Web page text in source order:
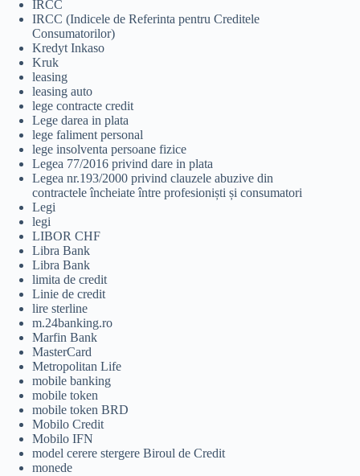
IRCC
IRCC (Indicele de Referinta pentru Creditele
Consumatorilor)
Kredyt Inkaso
Kruk
leasing
leasing auto
lege contracte credit
Lege darea in plata
lege faliment personal
lege insolventa persoane fizice
Legea 77/2016 privind dare in plata
Legea nr.193/2000 privind clauzele abuzive din
contractele încheiate între profesioniști și consumatori
Legi
legi
LIBOR CHF
Libra Bank
Libra Bank
limita de credit
Linie de credit
lire sterline
m.24banking.ro
Marfin Bank
MasterCard
Metropolitan Life
mobile banking
mobile token
mobile token BRD
Mobilo Credit
Mobilo IFN
model cerere stergere Biroul de Credit
monede